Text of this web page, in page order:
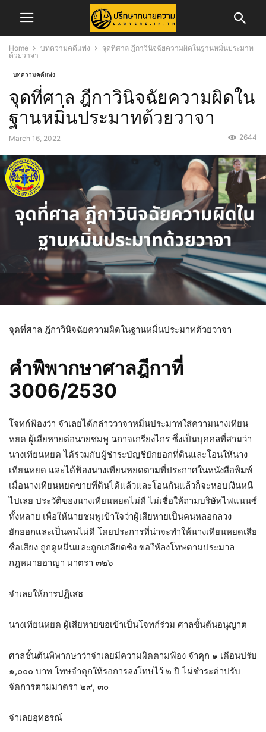
Home บทความคดีแพ่ง
จุดที่ศาล ฎีกาวินิจฉัยความผิดในฐานหมิ่นประมาท
ด้วยวาจา
บทความคดีแพ่ง
จุดที่ศาล ฎีกาวินิจฉัยความผิดใน
ฐานหมิ่นประมาทด้วยวาจา
March 16, 2022 2644
จุดที่ศาล ฎีกาวินิจฉัยความผิดในฐานหมิ่นประมาทด้วยวาจา
คำพิพากษาศาลฎีกาที่
3006/2530
โจทก์ฟ้องว่า จำเลยได้กล่าววาจาหมิ่นประมาทใส่ความนางเทียน
หยด ผู้เสียหายต่อนายชมพู ฉกาจเกรียงไกร ซึ่งเป็นบุคคลที่สามว่า
นางเทียนหยด ได้ร่วมกับผู้ชำระบัญชียักยอกที่ดินและโอนให้นาง
เทียนหยด และได้ฟ้องนางเทียนหยดตามที่ประกาศในหนังสือพิมพ์
เมื่อนางเทียนหยดขายที่ดินได้แล้วและโอนกันแล้วก็จะหอบเงินหนี
ไปเลย ประวัติของนางเทียนหยดไม่ดี ไม่เชื่อให้ถามบริษัทไฟแนนซ์
ทั้งหลาย เพื่อให้นายชมพูเข้าใจว่าผู้เสียหายเป็นคนหลอกลวง
ยักยอกและเป็นคนไม่ดี โดยประการที่น่าจะทำให้นางเทียนหยดเสีย
ชื่อเสียง ถูกดูหมิ่นและถูกเกลียดชัง ขอให้ลงโทษตามประมวล
กฎหมายอาญา มาตรา ๓๒๖
จำเลยให้การปฏิเสธ
นางเทียนหยด ผู้เสียหายขอเข้าเป็นโจทก์ร่วม ศาลชั้นต้นอนุญาต
ศาลชั้นต้นพิพากษาว่าจำเลยมีความผิดตามฟ้อง จำคุก ๑ เดือนปรับ
๑,๐๐๐ บาท โทษจำคุกให้รอการลงโทษไว้ ๒ ปี ไม่ชำระค่าปรับ
จัดการตามมาตรา ๒๙, ๓๐
จำเลยอุทธรณ์